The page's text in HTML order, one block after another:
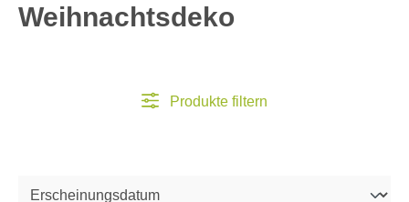
Weihnachtsdeko
Produkte filtern